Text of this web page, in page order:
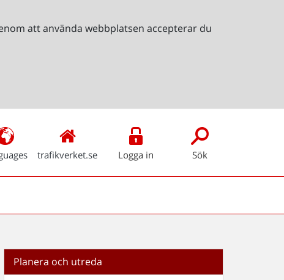
att använda webbplatsen accepterar du
trafikverket.se Logga in Sök
Planera och utreda